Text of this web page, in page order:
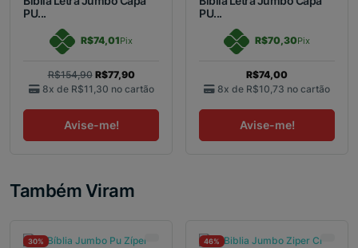
PU...
R$74,01Pix
R$154,90 R$77,90
8x de R$11,30 no cartão
Avise-me!
PU...
R$70,30Pix
R$74,00
8x de R$10,73 no cartão
Avise-me!
Também Viram
30% 46%